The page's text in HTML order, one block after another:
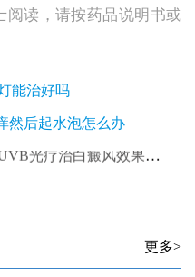
阅读，请按药品说明书或
能治好吗
然后起水泡怎么办
更多>